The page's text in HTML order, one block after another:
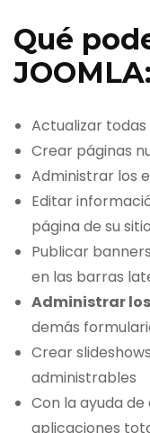
Qué
JOOMLA:
Actualizar todas
Crear páginas
Administrar los
Editar
página de su
Publicar
en las barras
Administrar
demás
Crear
administrables
Con la ayuda
aplicaciones